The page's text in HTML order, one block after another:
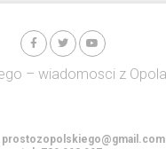
prostozopolskiego@gmail.com